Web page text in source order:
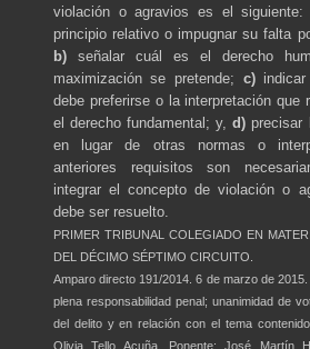
violación o agravios es el
principio relativo o impugnar su falta
b)señalar cuál es el derecho
maximización se pretende; c)indicar
debe preferirse o la interpretación que
el derecho fundamental; y,d) precisar
en lugar de otras normas o
anteriores requisitos son
integrar el concepto de violación o
debe ser resuelto.
PRIMER TRIBUNAL COLEGIADO EN
DEL DÉCIMO SÉPTIMO CIRCUITO.
Amparo directo 191/2014. 6 de marzo de
plena responsabilidad penal; unanimidad de
del delito y en relación con el tema
Olivia Tello Acuña. Ponente: José Martín